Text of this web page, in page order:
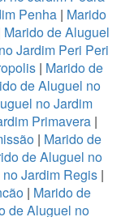
Penha| Marido
Marido de Aluguel
Jardim Peri Peri
| Marido de
de Aluguel no
no Jardim
Primavera|
| Marido de
de Aluguel no
Jardim Regis |
| Marido de
de Aluguel no